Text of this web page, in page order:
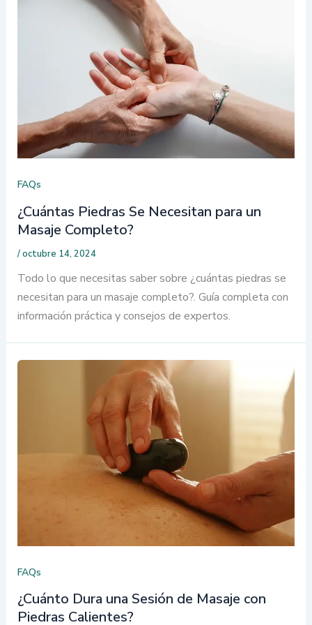
FAQs
¿Cuántas Piedras Se Necesitan para un
Masaje Completo?
/octubre 14, 2024
Todo lo que necesitas saber sobre ¿cuántas piedras se
necesitan para un masaje completo?. Guía completa con
información práctica y consejos de expertos.
FAQs
¿Cuánto Dura una Sesión de Masaje con
Piedras Calientes?